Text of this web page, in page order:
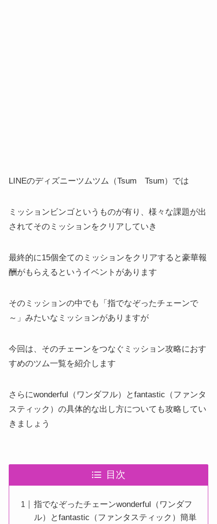
LINEのディズニーツムツム（Tsum Tsum）では
ミッションビンゴというものが有り、様々な課題が出
されてそのミッションをクリアしていき
最終的に15個全てのミッションをクリアすると豪華報
酬がもらえるというイベントがあります
そのミッションの中でも「指でなぞったチェーンで
～」みたいなミッションがありますが
今回は、そのチェーンをつなぐミッション攻略におす
すめのツム一覧を紹介します
さらにwonderful（ワンダフル）とfantastic（ファンタ
スティック）の具体的な出し方についても攻略してい
きましょう
目次
指でなぞったチェーンwonderful（ワンダフ
ル）とfantastic（ファンタスティック）簡単